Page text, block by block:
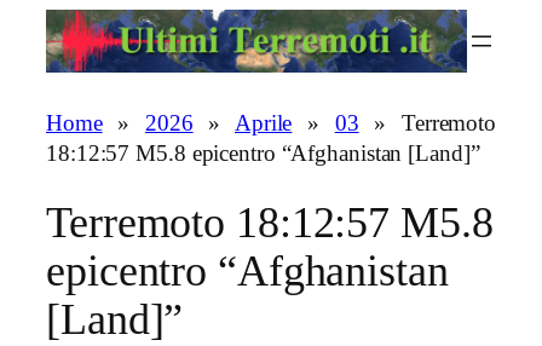
Home» 2026 » Aprile » 03 » Terremoto
18:12:57 M5.8 epicentro “Afghanistan [Land]”
Terremoto 18:12:57 M5.8
epicentro “Afghanistan
[Land]”